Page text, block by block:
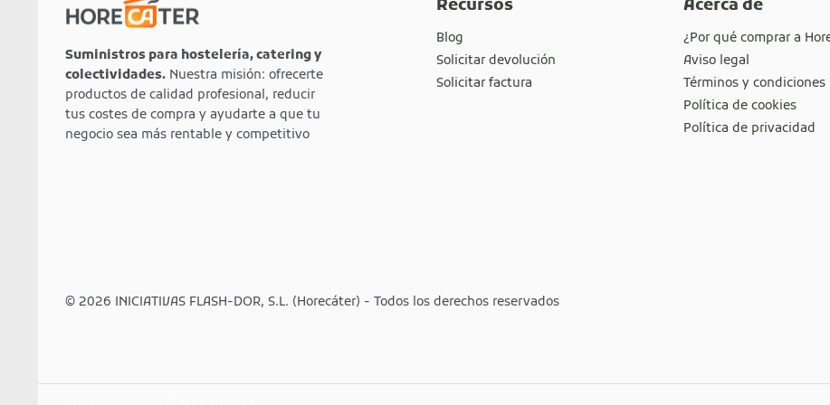
Suministros para hostelería, catering y
colectividades. Nuestra misión: ofrecerte
productos de calidad profesional, reducir
tus costes de compra y ayudarte a que tu
negocio sea más rentable y competitivo
Recursos
Blog
Solicitar devolución
Solicitar factura
Acerca de
¿Por qué comprar a
Aviso legal
Términos y condiciones
Política de cookies
Política de privacidad
© 2026 INICIATIVAS FLASH-DOR, S.L. (Horecáter) - Todos los derechos reservados